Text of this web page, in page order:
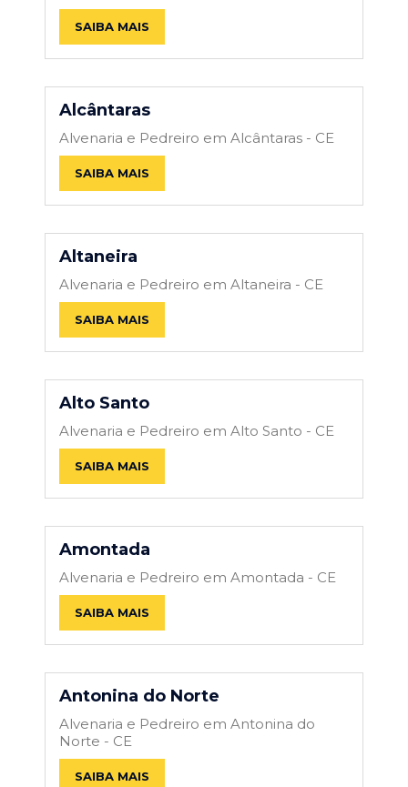
SAIBA MAIS
Alcântaras
Alvenaria e Pedreiro em Alcântaras - CE
SAIBA MAIS
Altaneira
Alvenaria e Pedreiro em Altaneira - CE
SAIBA MAIS
Alto Santo
Alvenaria e Pedreiro em Alto Santo - CE
SAIBA MAIS
Amontada
Alvenaria e Pedreiro em Amontada - CE
SAIBA MAIS
Antonina do Norte
Alvenaria e Pedreiro em Antonina do
Norte - CE
SAIBA MAIS